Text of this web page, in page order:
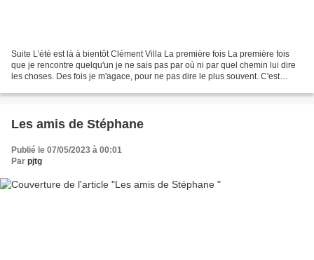
Suite L’été est là à bientôt Clément Villa La première fois La première fois
que je rencontre quelqu'un je ne sais pas par où ni par quel chemin lui dire
les choses. Des fois je m'agace, pour ne pas dire le plus souvent. C'est
Les amis de Stéphane
Publié le 07/05/2023 à 00:01
Par pjtg